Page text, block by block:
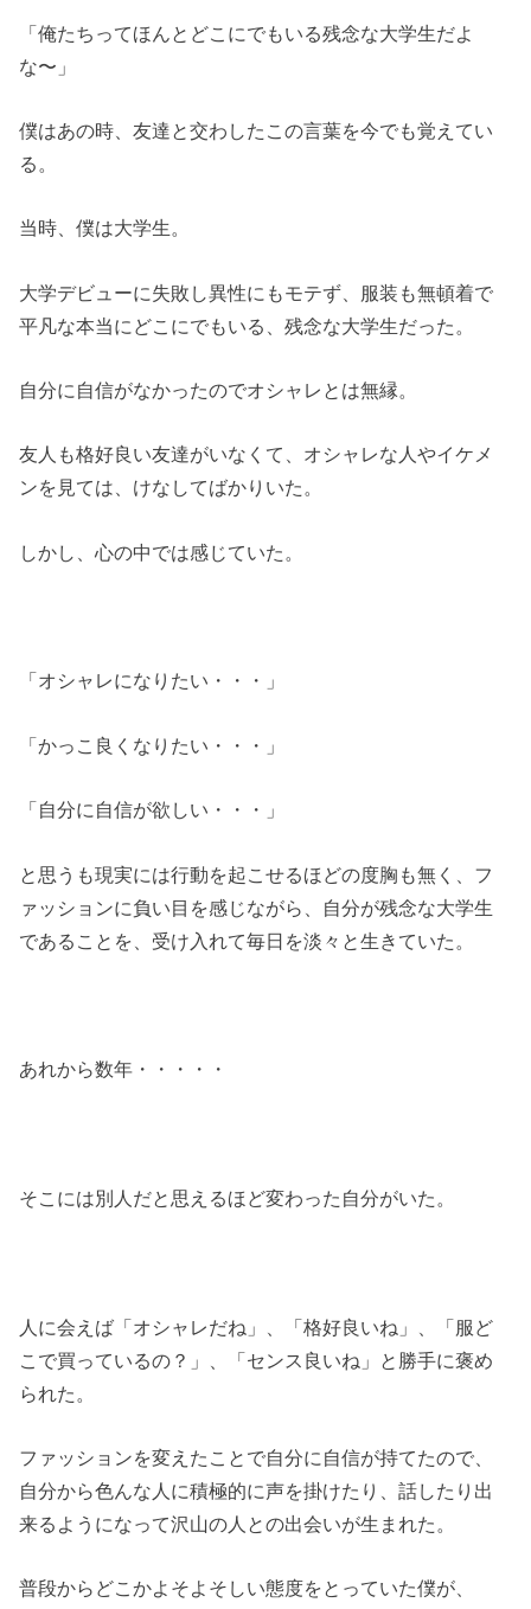
「俺たちってほんとどこにでもいる残念な大学生だよ
な〜」
僕はあの時、友達と交わしたこの言葉を今でも覚えてい
る。
当時、僕は大学生。
大学デビューに失敗し異性にもモテず、服装も無頓着で
平凡な本当にどこにでもいる、残念な大学生だった。
自分に自信がなかったのでオシャレとは無縁。
友人も格好良い友達がいなくて、オシャレな人やイケメ
ンを見ては、けなしてばかりいた。
しかし、心の中では感じていた。
「オシャレになりたい・・・」
「かっこ良くなりたい・・・」
「自分に自信が欲しい・・・」
と思うも現実には行動を起こせるほどの度胸も無く、フ
ァッションに負い目を感じながら、自分が残念な大学生
であることを、受け入れて毎日を淡々と生きていた。
あれから数年・・・・・
そこには別人だと思えるほど変わった自分がいた。
人に会えば「オシャレだね」、「格好良いね」、「服ど
こで買っているの？」、「センス良いね」と勝手に褒め
られた。
ファッションを変えたことで自分に自信が持てたので、
自分から色んな人に積極的に声を掛けたり、話したり出
来るようになって沢山の人との出会いが生まれた。
普段からどこかよそよそしい態度をとっていた僕が、